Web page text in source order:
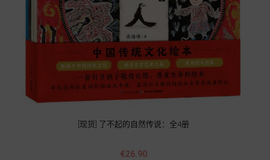
[现货] 了不起的自然传说：全4册
價
€26.90